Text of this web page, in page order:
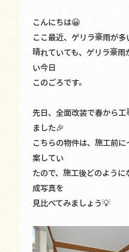
こんにちは😀
ここ最近、ゲリラ豪雨が多
晴れていても、ゲリラ豪
い今日
このごろです。
先日、全面改装で春から
ました🎉
こちらの物件は、施工前
案してい
たので、施工後どのように
成写真を
見比べてみましょう💡